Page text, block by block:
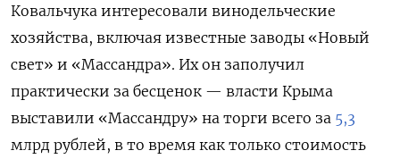
Ковальчука интересовали винодельческие
хозяйства, включая известные заводы «Новый
свет» и «Массандра». Их он заполучил
практически за бесценок — власти Крыма
выставили «Массандру» на торги всего за 5,3
млрд рублей, в то время как только стоимость